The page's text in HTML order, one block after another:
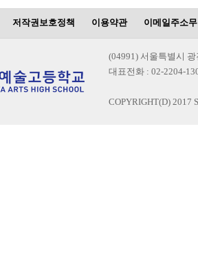
저작권보호정책 이용약관 이메일주소
(04991) 서울특별시
대표전화 : 02-2204-
COPYRIGHT(D) 2017